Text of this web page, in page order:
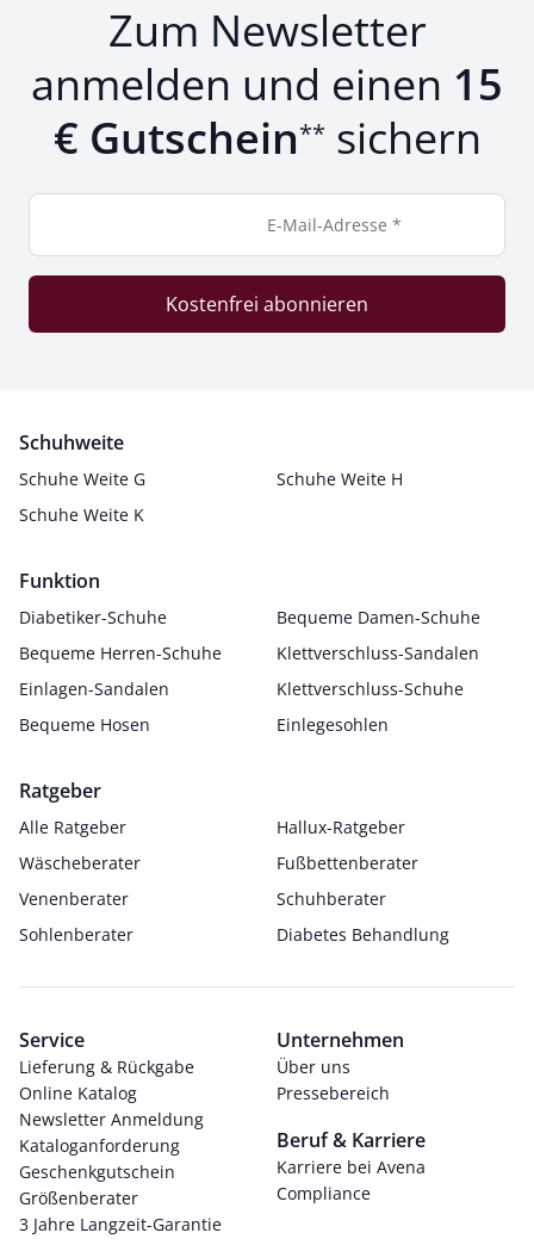
Zum Newsletter
anmelden und einen 15
€ Gutschein** sichern
E-Mail-Adresse *
Kostenfrei abonnieren
Schuhweite
Schuhe Weite G
Schuhe Weite H
Schuhe Weite K
Funktion
Diabetiker-Schuhe
Bequeme Damen-Schuhe
Bequeme Herren-Schuhe
Klettverschluss-Sandalen
Einlagen-Sandalen
Klettverschluss-Schuhe
Bequeme Hosen
Einlegesohlen
Ratgeber
Alle Ratgeber
Hallux-Ratgeber
Wäscheberater
Fußbettenberater
Venenberater
Schuhberater
Sohlenberater
Diabetes Behandlung
Service
Lieferung & Rückgabe
Online Katalog
Newsletter Anmeldung
Kataloganforderung
Geschenkgutschein
Größenberater
3 Jahre Langzeit-Garantie
Unternehmen
Über uns
Pressebereich
Beruf & Karriere
Karriere bei Avena
Compliance